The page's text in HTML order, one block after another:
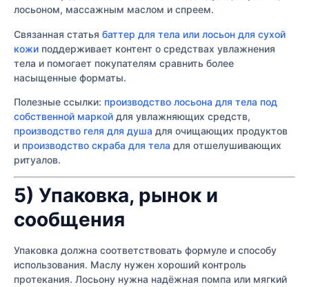
лосьоном, массажным маслом и спреем.
Связанная статья баттер для тела или лосьон для сухой
кожи поддерживает контент о средствах увлажнения
тела и помогает покупателям сравнить более
насыщенные форматы.
Полезные ссылки: производство лосьона для тела под
собственной маркой для увлажняющих средств,
производство геля для душа для очищающих продуктов
и производство скраба для тела для отшелушивающих
ритуалов.
5) Упаковка, рынок и
сообщения
Упаковка должна соответствовать формуле и способу
использования. Маслу нужен хороший контроль
протекания. Лосьону нужна надёжная помпа или мягкий